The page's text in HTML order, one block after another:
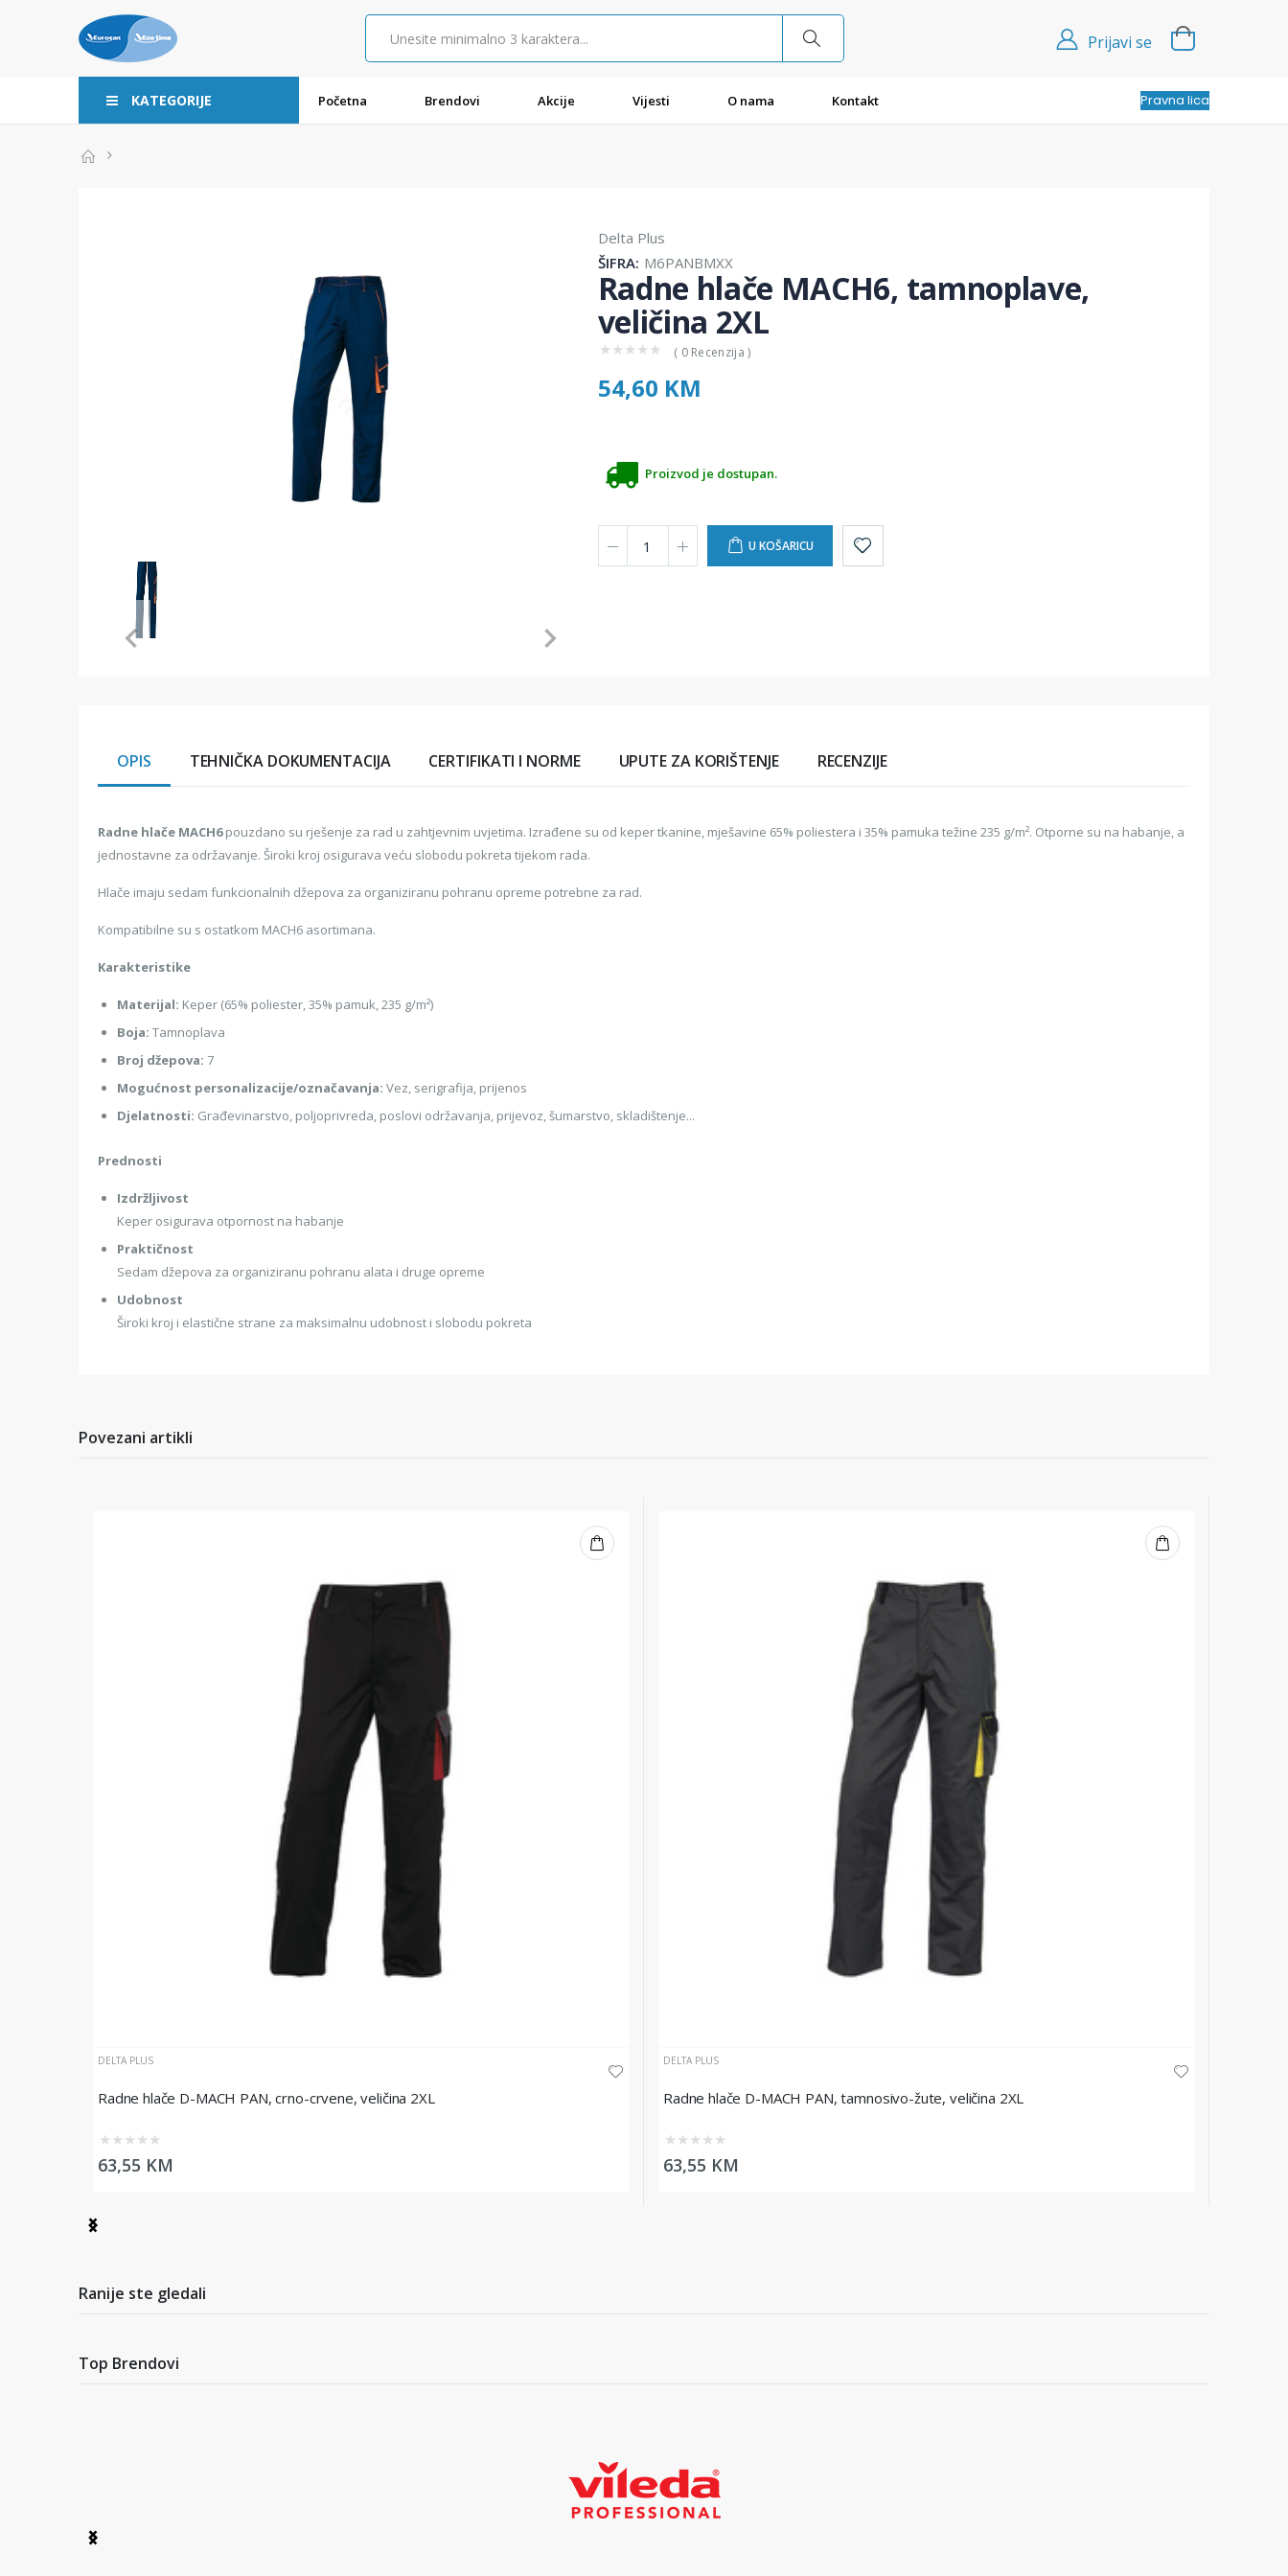
Prijavi se
KATEGORIJE Početna Brendovi Akcije Vijesti O nama Kontakt Pravna lica
Item
Delta Plus
ŠIFRA: M6PANBMXX
Radne hlače MACH6, tamnoplave,
veličina 2XL
★ ★ ★ ★ ★ ( 0 Recenzija )
54,60 KM
Proizvod je dostupan.
U KOŠARICU
OPIS TEHNIČKA DOKUMENTACIJA CERTIFIKATI I NORME UPUTE ZA KORIŠTENJE RECENZIJE
Radne hlače MACH6pouzdano su rješenje za rad u zahtjevnim uvjetima. Izrađene su od keper tkanine, mješavine 65% poliestera i 35% pamuka težine 235 g/m². Otporne su na habanje, a
jednostavne za održavanje. Široki kroj osigurava veću slobodu pokreta tijekom rada.
Hlače imaju sedam funkcionalnih džepova za organiziranu pohranu opreme potrebne za rad.
Kompatibilne su s ostatkom MACH6 asortimana.
Karakteristike
Materijal: Keper (65% poliester, 35% pamuk, 235 g/m²)
Boja: Tamnoplava
Broj džepova: 7
Mogućnost personalizacije/označavanja: Vez, serigrafija, prijenos
Djelatnosti: Građevinarstvo, poljoprivreda, poslovi održavanja, prijevoz, šumarstvo, skladištenje...
Prednosti
Izdržljivost
Keper osigurava otpornost na habanje
Praktičnost
Sedam džepova za organiziranu pohranu alata i druge opreme
Udobnost
Široki kroj i elastične strane za maksimalnu udobnost i slobodu pokreta
Povezani artikli
DELTA PLUS
Radne hlače D-MACH PAN, crno-crvene, veličina 2XL
★ ★ ★ ★ ★
63,55 KM
DELTA PLUS
Radne hlače D-MACH PAN, tamnosivo-žute, veličina 2XL
★ ★ ★ ★ ★
63,55 KM
Item
2
Ranije ste gledali
Top Brendovi
Item